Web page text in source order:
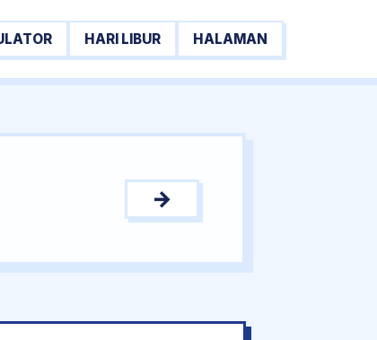
HARI LIBUR HALAMAN
→